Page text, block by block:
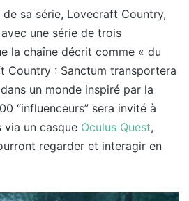
sa série, Lovecraft Country,
avec une série de trois
la chaîne décrit comme « du
Country : Sanctum transportera
un monde inspiré par la
“influenceurs” sera invité à
via un casque Oculus Quest,
regarder et interagir en